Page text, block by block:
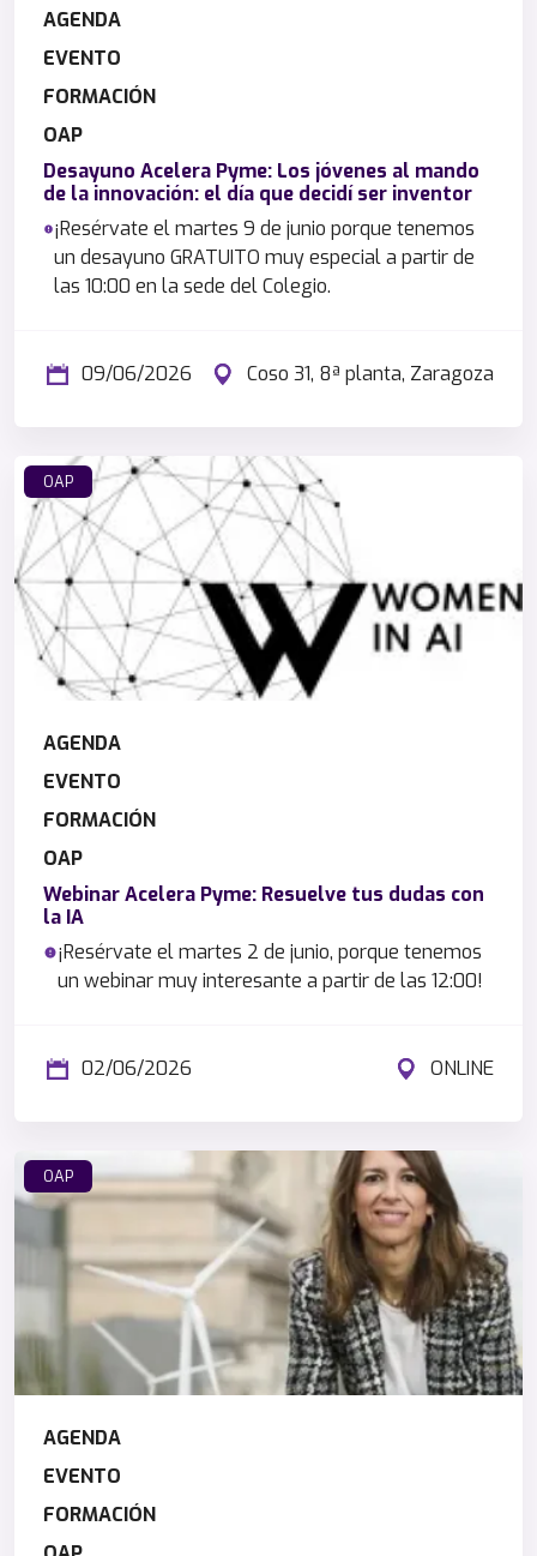
AGENDA
EVENTO
FORMACIÓN
OAP
Desayuno Acelera Pyme: Los jóvenes al mando
de la innovación: el día que decidí ser inventor
¡Resérvate el martes 9 de junio porque tenemos
un desayuno GRATUITO muy especial a partir de
las 10:00 en la sede del Colegio.
09/06/2026 Coso 31, 8ª planta, Zaragoza
OAP
AGENDA
EVENTO
FORMACIÓN
OAP
Webinar Acelera Pyme: Resuelve tus dudas con
la IA
¡Resérvate el martes 2 de junio, porque tenemos
un webinar muy interesante a partir de las 12:00!
02/06/2026 ONLINE
OAP
AGENDA
EVENTO
FORMACIÓN